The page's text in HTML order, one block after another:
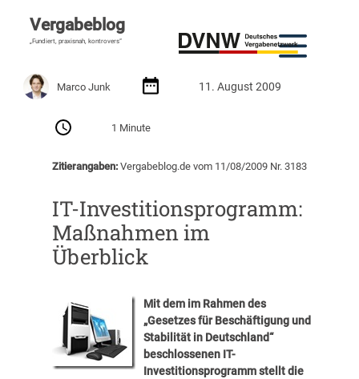
Vergabeblog
„Fundiert, praxisnah, kontrovers“
Marco Junk 11. August 2009
1 Minute
Zitierangaben:Vergabeblog.de vom 11/08/2009 Nr. 3183
IT-Investitionsprogramm:
Maßnahmen im
Überblick
Mit dem im Rahmen des
„Gesetzes für Beschäftigung und
Stabilität in Deutschland“
beschlossenen IT-
Investitionsprogramm stellt die